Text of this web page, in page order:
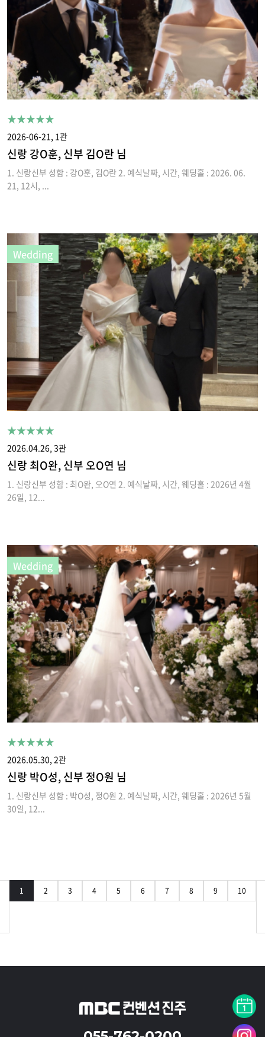
★★★★★
2026-06-21, 1관
신랑 강O훈, 신부 김O란 님
1. 신랑신부 성함 : 강O훈, 김O란 2. 예식날짜, 시간, 웨딩홀 : 2026. 06.
21, 12시, ...
Wedding
★★★★★
2026.04.26, 3관
신랑 최O완, 신부 오O연 님
1. 신랑신부 성함 : 최O완, 오O연 2. 예식날짜, 시간, 웨딩홀 : 2026년 4월
26일, 12...
Wedding
★★★★★
2026.05.30, 2관
신랑 박O성, 신부 정O원 님
1. 신랑신부 성함 : 박O성, 정O원 2. 예식날짜, 시간, 웨딩홀 : 2026년 5월
30일, 12...
1 2 3 4 5 6 7 8 9 10